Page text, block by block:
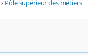
› Pôle supérieur des métiers